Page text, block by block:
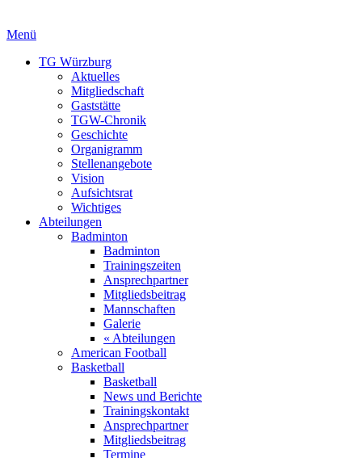
Menü
TG Würzburg
Aktuelles
Mitgliedschaft
Gaststätte
TGW-Chronik
Geschichte
Organigramm
Stellenangebote
Vision
Aufsichtsrat
Wichtiges
Abteilungen
Badminton
Badminton
Trainingszeiten
Ansprechpartner
Mitgliedsbeitrag
Mannschaften
Galerie
« Abteilungen
American Football
Basketball
Basketball
News und Berichte
Trainingskontakt
Ansprechpartner
Mitgliedsbeitrag
Termine